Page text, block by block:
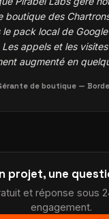
boutique des
le pack local de
appels et les
augmenté en
de boutique —
projet, une
et réponse sous
engagement.